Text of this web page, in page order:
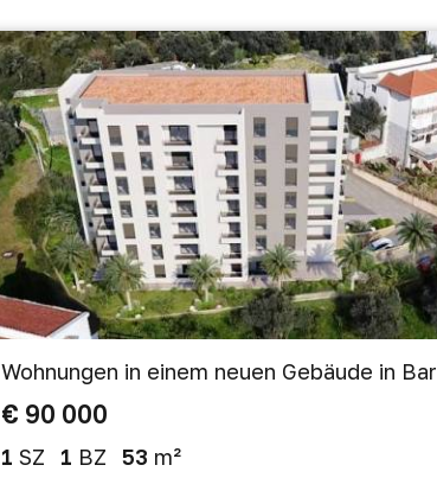
Wohnungen in einem neuen Gebäude in Bar
€ 90 000
1 SZ 1 BZ 53 m²